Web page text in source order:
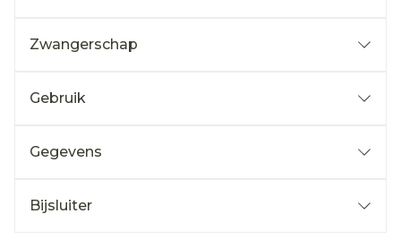
Zwangerschap
Gebruik
Gegevens
Bijsluiter